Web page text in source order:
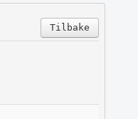
Tilbake